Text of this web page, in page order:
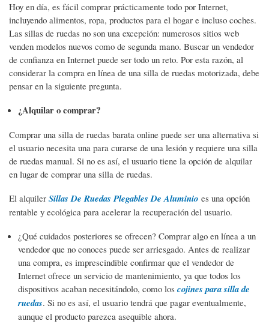
Hoy en día, es fácil comprar prácticamente todo por Internet,
incluyendo alimentos, ropa, productos para el hogar e incluso coches.
Las sillas de ruedas no son una excepción: numerosos sitios web
venden modelos nuevos como de segunda mano. Buscar un vendedor
de confianza en Internet puede ser todo un reto. Por esta razón, al
considerar la compra en línea de una silla de ruedas motorizada, debe
pensar en la siguiente pregunta.
¿Alquilar o comprar?
Comprar una silla de ruedas barata online puede ser una alternativa si
el usuario necesita una para curarse de una lesión y requiere una silla
de ruedas manual. Si no es así, el usuario tiene la opción de alquilar
en lugar de comprar una silla de ruedas.
El alquiler Sillas De Ruedas Plegables De Aluminio es una opción
rentable y ecológica para acelerar la recuperación del usuario.
¿Qué cuidados posteriores se ofrecen? Comprar algo en línea a un
vendedor que no conoces puede ser arriesgado. Antes de realizar
una compra, es imprescindible confirmar que el vendedor de
Internet ofrece un servicio de mantenimiento, ya que todos los
dispositivos acaban necesitándolo, como los cojines para silla de
ruedas. Si no es así, el usuario tendrá que pagar eventualmente,
aunque el producto parezca asequible ahora.